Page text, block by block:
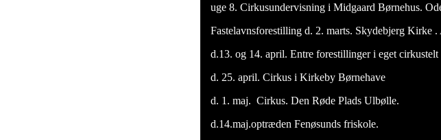
uge 8. Cirkusundervisning i Midgaard Børnehus.
Fastelavnsforestilling d. 2. marts. Skydebjerg Kirke .
d.13. og 14. april. Entre forestillinger i eget cirkustelt
d. 25. april. Cirkus i Kirkeby Børnehave
d. 1. maj. Cirkus. Den Røde Plads Ulbølle.
d.14.maj.optræden Fenøsunds friskole.